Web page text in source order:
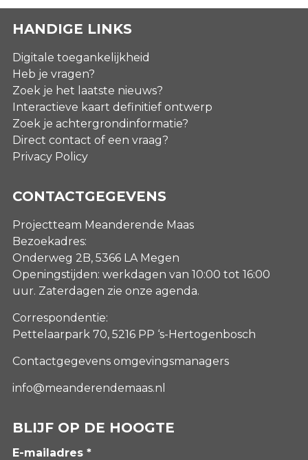
HANDIGE LINKS
Digitale toegankelijkheid
Heb je vragen?
Zoek je het laatste nieuws?
Interactieve kaart definitief ontwerp
Zoek je achtergrondinformatie?
Direct contact of een vraag?
Privacy Policy
CONTACTGEGEVENS
Projectteam Meanderende Maas
Bezoekadres:
Onderweg 2B, 5366 LA Megen
Openingstijden: werkdagen van 10:00 tot 16:00
uur. Zaterdagen zie onze agenda.
Correspondentie:
Pettelaarpark 70, 5216 PP ‘s-Hertogenbosch
Contactgegevens omgevingsmanagers
info@meanderendemaas.nl
BLIJF OP DE HOOGTE
E-mailadres *